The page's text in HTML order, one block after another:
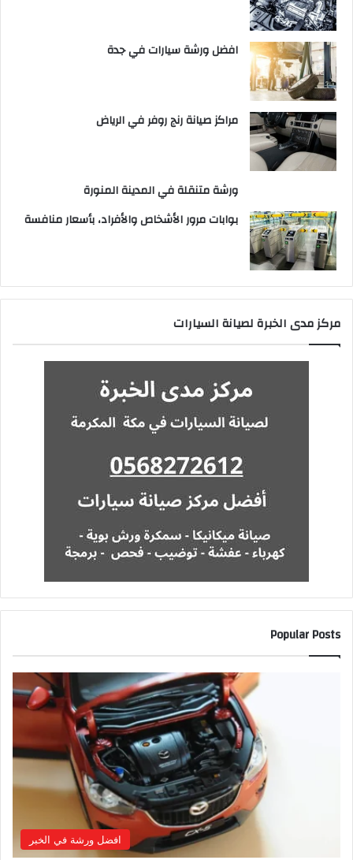
افضل ورشة سيارات في جدة
مراكز صيانة رنج روفر في الرياض
ورشة متنقلة في المدينة المنورة
بوابات مرور الأشخاص والأفراد، بأسعار منافسة
مركز مدى الخبرة لصيانة السيارات
Popular Posts
افضل ورشة في الخبر